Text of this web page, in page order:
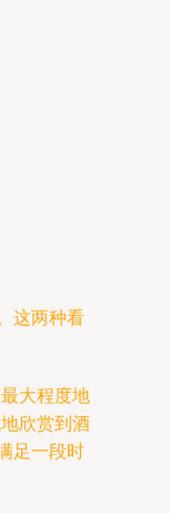
这两种看
大程度地
欣赏到酒
足一段时